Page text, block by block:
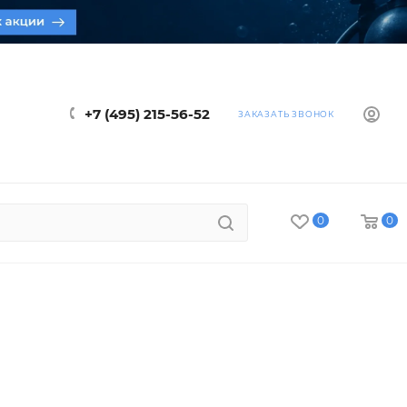
+7 (495) 215-56-52 ЗАКАЗАТЬ ЗВОНОК
0 0